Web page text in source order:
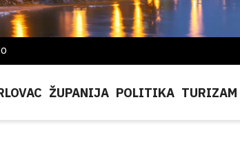
ŽUPANIJA POLITIKA TURIZAM